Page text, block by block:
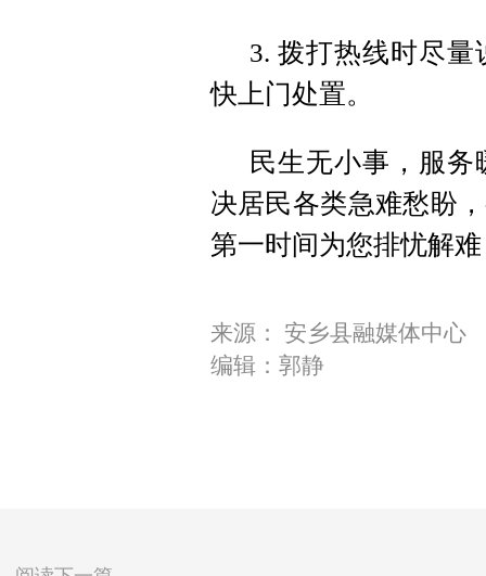
3. 拨打热线时尽
快上门处置。
民生无小事，服
决居民各类急难愁盼
第一时间为您排忧解
来源： 安乡县融媒体中心
编辑：郭静